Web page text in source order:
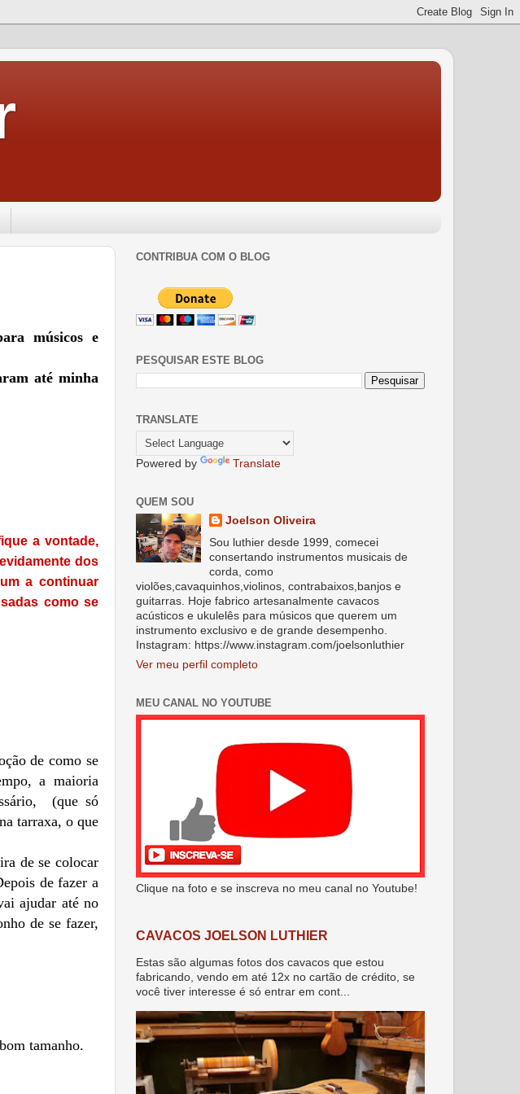
músicos e
até minha
a vontade,
dos
a continuar
como se
de como se
a maioria
(que só
tarraxa, o que
de se colocar
de fazer a
ajudar até no
de se fazer,
tamanho.
CONTRIBUA COM O BLOG
PESQUISAR ESTE BLOG
TRANSLATE
Powered by Translate
QUEM SOU
Joelson Oliveira
Sou luthier desde 1999, comecei
consertando instrumentos musicais de
corda, como
violões,cavaquinhos,violinos, contrabaixos,banjos e
guitarras. Hoje fabrico artesanalmente cavacos
acústicos e ukulelês para músicos que querem um
instrumento exclusivo e de grande desempenho.
Instagram: https://www.instagram.com/joelsonluthier
Ver meu perfil completo
MEU CANAL NO YOUTUBE
Clique na foto e se inscreva no meu canal no Youtube!
CAVACOS JOELSON LUTHIER
Estas são algumas fotos dos cavacos que estou
fabricando, vendo em até 12x no cartão de crédito, se
você tiver interesse é só entrar em cont...